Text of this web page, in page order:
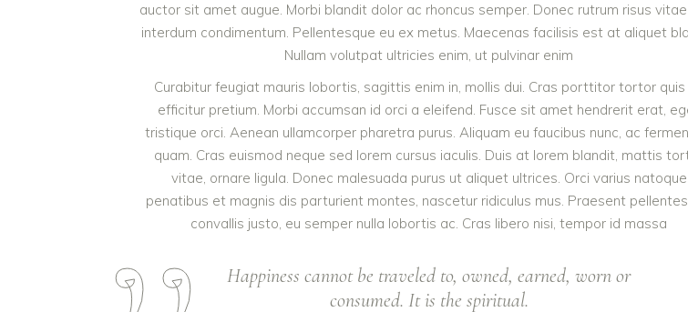
auctor sit amet augue. Morbi blandit dolor ac rhoncus semper. Donec rutrum risus
interdum condimentum. Pellentesque eu ex metus. Maecenas facilisis est at aliquet
Nullam volutpat ultricies enim, ut pulvinar enim
Curabitur feugiat mauris lobortis, sagittis enim in, mollis dui. Cras porttitor tortor quis
efficitur pretium. Morbi accumsan id orci a eleifend. Fusce sit amet hendrerit erat,
tristique orci. Aenean ullamcorper pharetra purus. Aliquam eu faucibus nunc, ac
quam. Cras euismod neque sed lorem cursus iaculis. Duis at lorem blandit, mattis
vitae, ornare ligula. Donec malesuada purus ut aliquet ultrices. Orci varius natoque
penatibus et magnis dis parturient montes, nascetur ridiculus mus. Praesent
convallis justo, eu semper nulla lobortis ac. Cras libero nisi, tempor id massa
Happiness cannot be traveled to, owned, earned, worn or
consumed. It is the spiritual.